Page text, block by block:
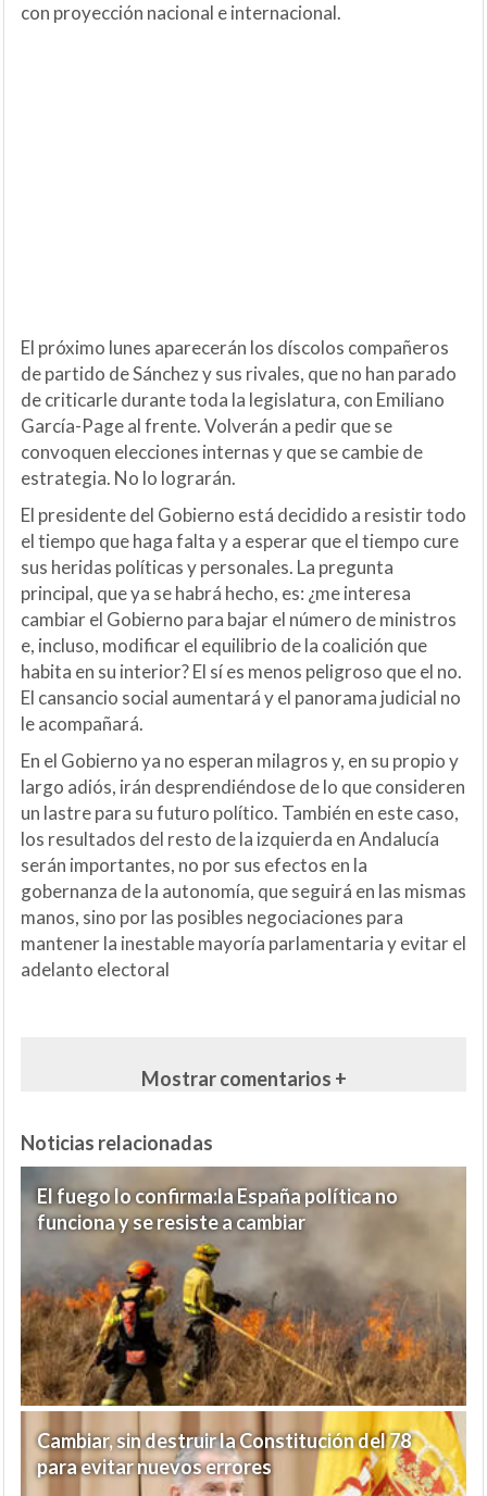
con proyección nacional e internacional.
El próximo lunes aparecerán los díscolos compañeros
de partido de Sánchez y sus rivales, que no han parado
de criticarle durante toda la legislatura, con Emiliano
García-Page al frente. Volverán a pedir que se
convoquen elecciones internas y que se cambie de
estrategia. No lo lograrán.
El presidente del Gobierno está decidido a resistir todo
el tiempo que haga falta y a esperar que el tiempo cure
sus heridas políticas y personales. La pregunta
principal, que ya se habrá hecho, es: ¿me interesa
cambiar el Gobierno para bajar el número de ministros
e, incluso, modificar el equilibrio de la coalición que
habita en su interior? El sí es menos peligroso que el no.
El cansancio social aumentará y el panorama judicial no
le acompañará.
En el Gobierno ya no esperan milagros y, en su propio y
largo adiós, irán desprendiéndose de lo que consideren
un lastre para su futuro político. También en este caso,
los resultados del resto de la izquierda en Andalucía
serán importantes, no por sus efectos en la
gobernanza de la autonomía, que seguirá en las mismas
manos, sino por las posibles negociaciones para
mantener la inestable mayoría parlamentaria y evitar el
adelanto electoral
Mostrar comentarios +
Noticias relacionadas
El fuego lo confirma:la España política no
funciona y se resiste a cambiar
Cambiar, sin destruir la Constitución del 78
para evitar nuevos errores